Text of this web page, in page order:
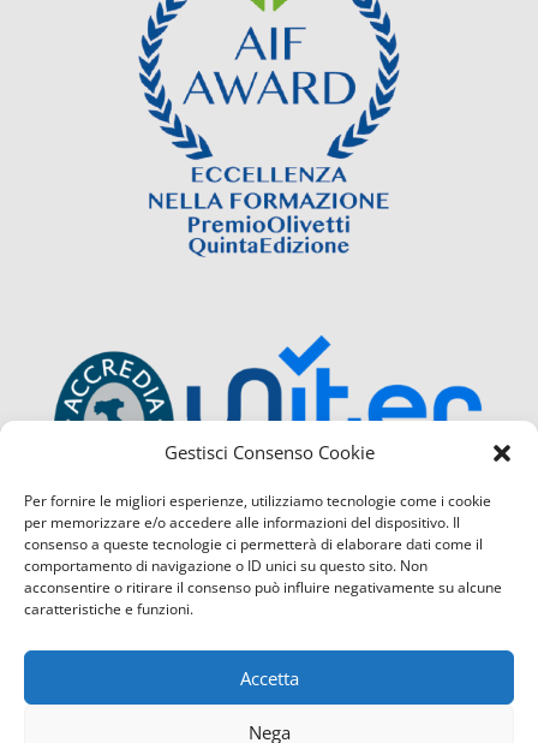
Gestisci Consenso Cookie
Per fornire le migliori esperienze, utilizziamo tecnologie come i cookie
per memorizzare e/o accedere alle informazioni del dispositivo. Il
consenso a queste tecnologie ci permetterà di elaborare dati come il
comportamento di navigazione o ID unici su questo sito. Non
acconsentire o ritirare il consenso può influire negativamente su alcune
caratteristiche e funzioni.
Accetta
Nega